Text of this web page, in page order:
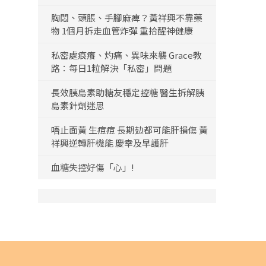
胸悶、頭脹、手腳麻痺？黃祥興不靠藥
物 1個月拆走血管炸彈 重拾醒神健康
私密處痕癢、灼痛、異味來襲 Grace教
路：每日1粒解決「私密」問題
長效胰島素助糖友穩定控糖 醫生拆解胰
島素針劑迷思
唔止面黃 生痘痘 長期攰都可能肝損傷 黃
祥興逆轉肝機能 慶幸及早護肝
血糖失控好傷「心」!